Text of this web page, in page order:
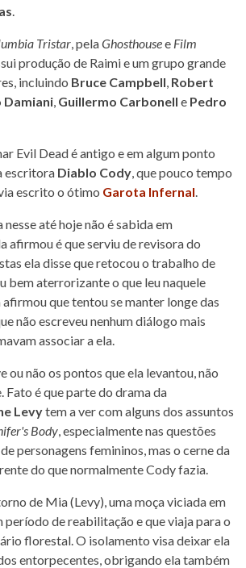
.
Tristar, pelaGhosthousee Film
produção de Raimi e um grupo grande
incluindo Bruce Campbell, Robert
Damiani, Guillermo Carbonell e Pedro
Evil Dead é antigo e em algum ponto
escritora Diablo Cody, que pouco tempo
escrito o ótimo Garota Infernal.
até hoje não é sabida em
afirmou é que serviu de revisora do
ela disse que retocou o trabalho de
bem aterrorizante o que leu naquele
que tentou se manter longe das
não escreveu nenhum diálogo mais
associar a ela.
ou não os pontos que ela levantou, não
Fato é que parte do drama da
Levytem a ver com alguns dos assuntos
Body, especialmente nas questões
personagens femininos, mas o cerne da
do que normalmente Cody fazia.
de Mia (Levy), uma moça viciada em
período de reabilitação e que viaja para o
florestal. O isolamento visa deixar ela
entorpecentes, obrigando ela também